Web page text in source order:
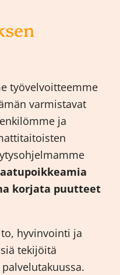
työvelvoitteemme
varmistavat
ja
korjata puutteet
hyvinvointi ja
tekijöitä